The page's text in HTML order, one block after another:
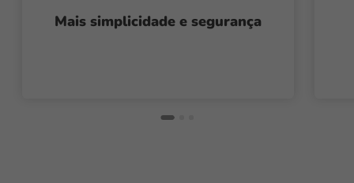
Mais simplicidade e segurança